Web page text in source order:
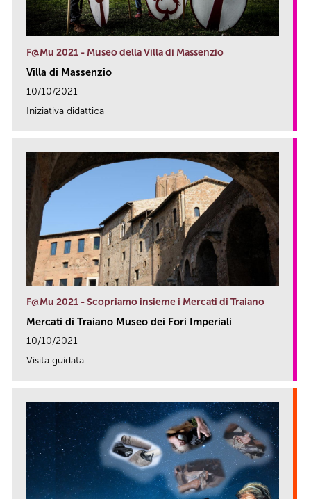
F@Mu 2021 - Museo della Villa di Massenzio
Villa di Massenzio
10/10/2021
Iniziativa didattica
F@Mu 2021 - Scopriamo insieme i Mercati di Traiano
Mercati di Traiano Museo dei Fori Imperiali
10/10/2021
Visita guidata